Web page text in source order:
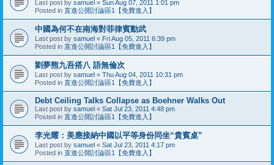
Last post by samuel « Sun Aug 07, 2011 1:01 pm
Posted in 直進公開討論區1【免費進入】
中國為何不在南海對菲律賓動武
Last post by samuel « Fri Aug 05, 2011 6:39 pm
Posted in 直進公開討論區1【免費進入】
劉夢熊九吾搭八 語無倫次
Last post by samuel « Thu Aug 04, 2011 10:31 pm
Posted in 直進公開討論區1【免費進入】
Debt Ceiling Talks Collapse as Boehner Walks Out
Last post by samuel « Sat Jul 23, 2011 4:48 pm
Posted in 直進公開討論區1【免費進入】
李光耀：美應接納中國以平等身份同坐“貴賓桌”
Last post by samuel « Sat Jul 23, 2011 4:17 pm
Posted in 直進公開討論區1【免費進入】